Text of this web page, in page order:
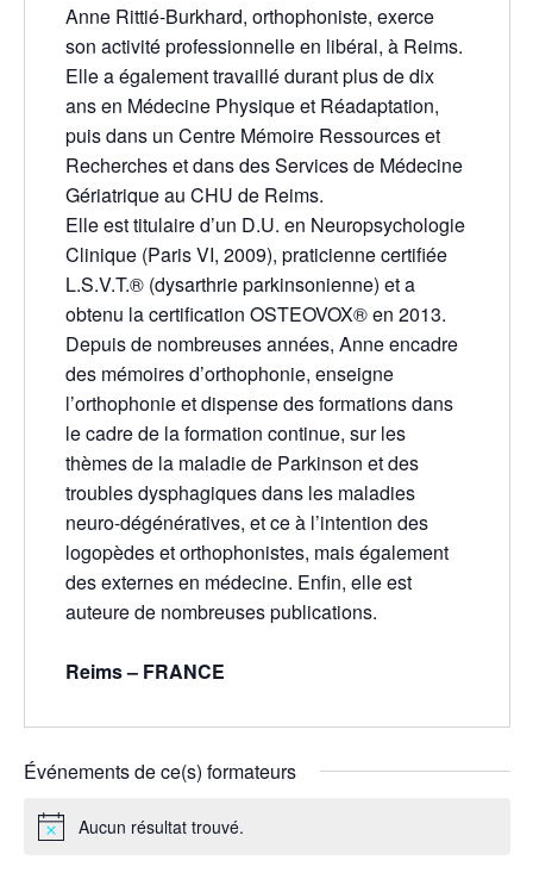
Anne Rittié-Burkhard, orthophoniste, exerce
son activité professionnelle en libéral, à Reims.
Elle a également travaillé durant plus de dix
ans en Médecine Physique et Réadaptation,
puis dans un Centre Mémoire Ressources et
Recherches et dans des Services de Médecine
Gériatrique au CHU de Reims.
Elle est titulaire d’un D.U. en Neuropsychologie
Clinique (Paris VI, 2009), praticienne certifiée
L.S.V.T.® (dysarthrie parkinsonienne) et a
obtenu la certification OSTEOVOX® en 2013.
Depuis de nombreuses années, Anne encadre
des mémoires d’orthophonie, enseigne
l’orthophonie et dispense des formations dans
le cadre de la formation continue, sur les
thèmes de la maladie de Parkinson et des
troubles dysphagiques dans les maladies
neuro-dégénératives, et ce à l’intention des
logopèdes et orthophonistes, mais également
des externes en médecine. Enfin, elle est
auteure de nombreuses publications.
Reims – FRANCE
Événements de ce(s) formateurs
NoticeAucun résultat trouvé.